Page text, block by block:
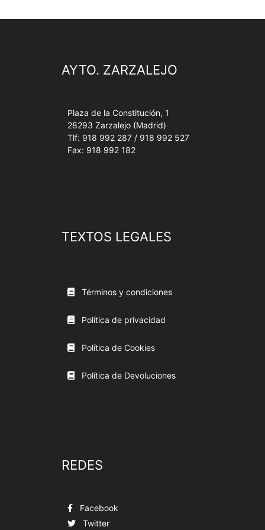
AYTO. ZARZALEJO
Plaza de la Constitución, 1
28293 Zarzalejo (Madrid)
Tlf: 918 992 287 / 918 992 527
Fax: 918 992 182
TEXTOS LEGALES
Términos y condiciones
Política de privacidad
Política de Cookies
Política de Devoluciones
REDES
Facebook
Twitter